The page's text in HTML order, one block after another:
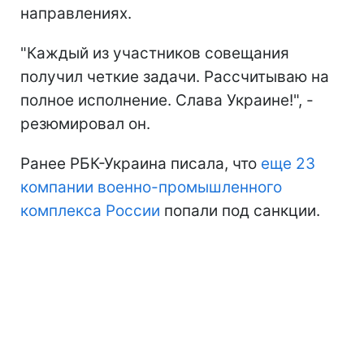
направлениях.
"Каждый из участников совещания
получил четкие задачи. Рассчитываю на
полное исполнение. Слава Украине!", -
резюмировал он.
Ранее РБК-Украина писала, что еще 23
компании военно-промышленного
комплекса России попали под санкции.